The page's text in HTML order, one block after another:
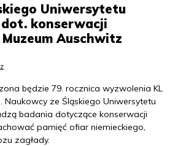
Uniwersytetu
dot. konserwacji
Auschwitz
będzie 79. rocznica wyzwolenia KL
Naukowcy ze Śląskiego Uniwersytetu
badania dotyczące konserwacji
pamięć ofiar niemieckiego,
zagłady.